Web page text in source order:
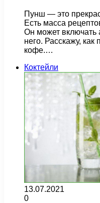
Пунш — это
Есть масса
Он может включать
него. Расскажу, как
кофе.…
Коктейли
13.07.2021
0